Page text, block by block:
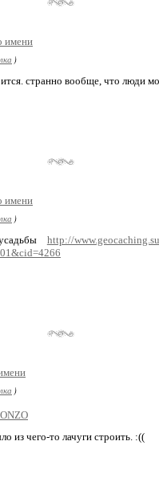
имени
)
странно вообще, что люди
имени
)
http://
)
из чего-то лачуги строить. :((